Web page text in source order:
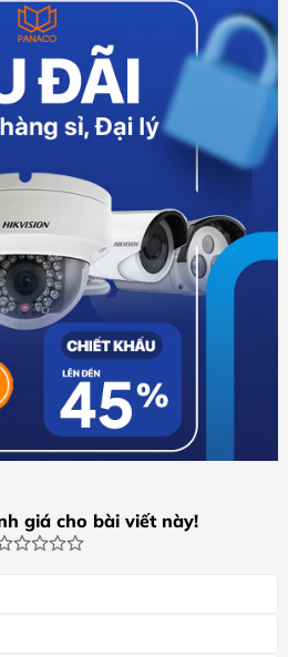
giá cho bài viết này!